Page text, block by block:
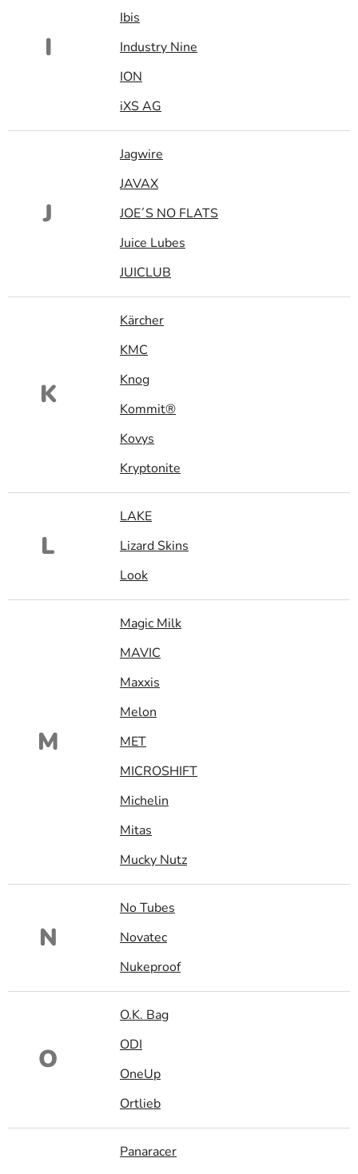
I
Ibis
Industry Nine
ION
iXS AG
J
Jagwire
JAVAX
JOE´S NO FLATS
Juice Lubes
JUICLUB
K
Kärcher
KMC
Knog
Kommit®
Kovys
Kryptonite
L
LAKE
Lizard Skins
Look
M
Magic Milk
MAVIC
Maxxis
Melon
MET
MICROSHIFT
Michelin
Mitas
Mucky Nutz
N
No Tubes
Novatec
Nukeproof
O
O.K. Bag
ODI
OneUp
Ortlieb
Panaracer